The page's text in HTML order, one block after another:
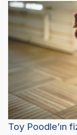
Toy Poodle’ın